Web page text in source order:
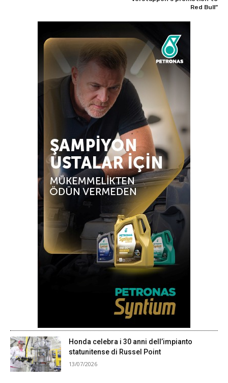
Red Bull”
Honda celebra i 30 anni dell’impianto
statunitense di Russel Point
13/07/2026